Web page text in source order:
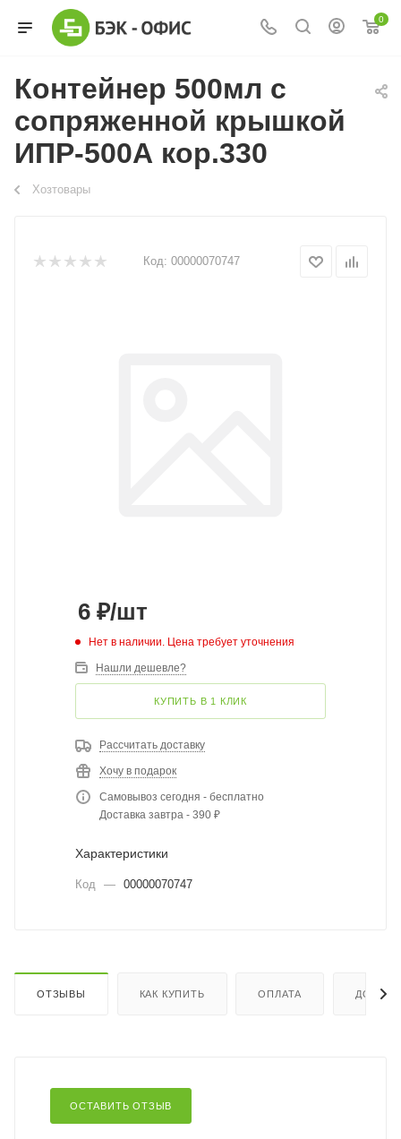
0
Контейнер 500мл с
сопряженной крышкой
ИПР-500А кор.330
Хозтовары
Код: 00000070747
6 ₽/шт
Нет в наличии. Цена требует уточнения
Нашли дешевле?
КУПИТЬ В 1 КЛИК
Рассчитать доставку
Хочу в подарок
Самовывоз сегодня - бесплатно
Доставка завтра - 390 ₽
Характеристики
Код — 00000070747
ОТЗЫВЫ КАК КУПИТЬ ОПЛАТА
ОСТАВИТЬ ОТЗЫВ